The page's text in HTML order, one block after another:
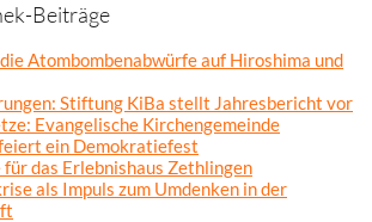
Beiträge
Atombombenabwürfe auf Hiroshima und
Stiftung KiBa stellt Jahresbericht vor
Evangelische Kirchengemeinde
ein Demokratiefest
für das Erlebnishaus Zethlingen
als Impuls zum Umdenken in der